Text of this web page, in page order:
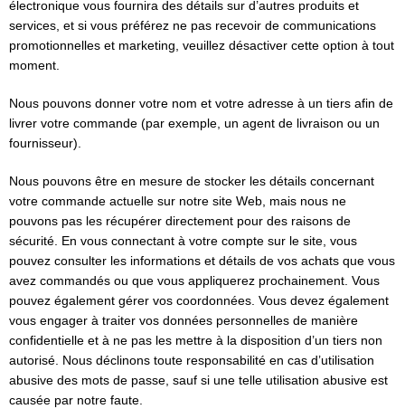
électronique vous fournira des détails sur d’autres produits et
services, et si vous préférez ne pas recevoir de communications
promotionnelles et marketing, veuillez désactiver cette option à tout
moment.
Nous pouvons donner votre nom et votre adresse à un tiers afin de
livrer votre commande (par exemple, un agent de livraison ou un
fournisseur).
Nous pouvons être en mesure de stocker les détails concernant
votre commande actuelle sur notre site Web, mais nous ne
pouvons pas les récupérer directement pour des raisons de
sécurité. En vous connectant à votre compte sur le site, vous
pouvez consulter les informations et détails de vos achats que vous
avez commandés ou que vous appliquerez prochainement. Vous
pouvez également gérer vos coordonnées. Vous devez également
vous engager à traiter vos données personnelles de manière
confidentielle et à ne pas les mettre à la disposition d’un tiers non
autorisé. Nous déclinons toute responsabilité en cas d’utilisation
abusive des mots de passe, sauf si une telle utilisation abusive est
causée par notre faute.